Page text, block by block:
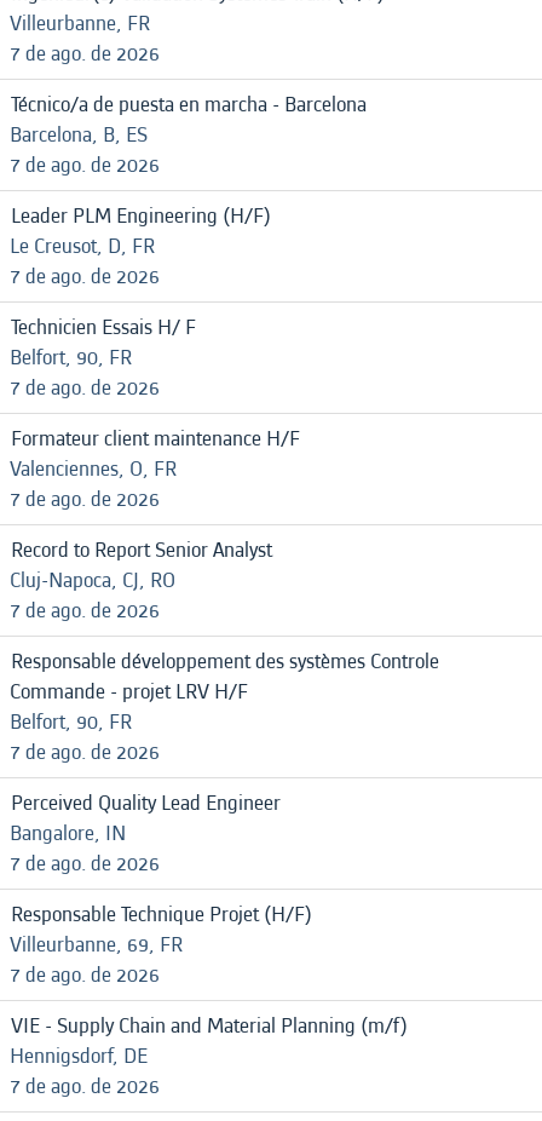
Villeurbanne, FR
7 de ago. de 2026
Técnico/a de puesta en marcha - Barcelona
Barcelona, B, ES
7 de ago. de 2026
Leader PLM Engineering (H/F)
Le Creusot, D, FR
7 de ago. de 2026
Technicien Essais H/ F
Belfort, 90, FR
7 de ago. de 2026
Formateur client maintenance H/F
Valenciennes, O, FR
7 de ago. de 2026
Record to Report Senior Analyst
Cluj-Napoca, CJ, RO
7 de ago. de 2026
Responsable développement des systèmes Controle
Commande - projet LRV H/F
Belfort, 90, FR
7 de ago. de 2026
Perceived Quality Lead Engineer
Bangalore, IN
7 de ago. de 2026
Responsable Technique Projet (H/F)
Villeurbanne, 69, FR
7 de ago. de 2026
VIE - Supply Chain and Material Planning (m/f)
Hennigsdorf, DE
7 de ago. de 2026